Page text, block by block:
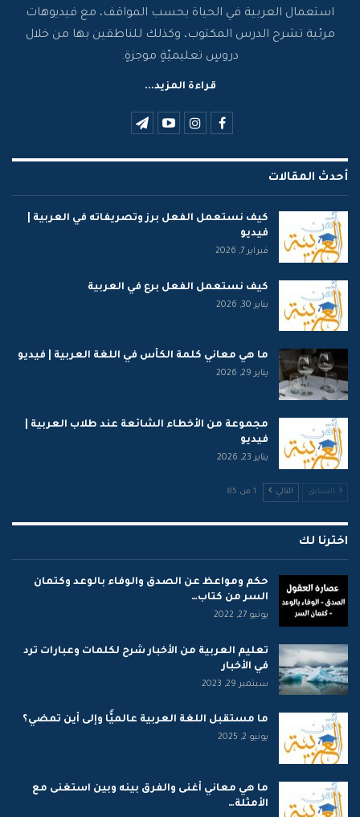
استعمال العربية في الحياة بحسب المواقف، مع فيديوهات
مرئية تشرح الدرس المكتوب، وكذلك للناطقين بها من خلال
دروسٍ تعليميّةٍ موجزةٍ.
قراءة المزيد...
أحدث المقالات
كيف نستعمل الفعل برز وتصريفاته في العربية |
فيديو
فبراير 7, 2026
كيف نستعمل الفعل برع في العربية
يناير 30, 2026
ما هي معاني كلمة الكأس في اللغة العربية | فيديو
يناير 29, 2026
مجموعة من الأخطاء الشائعة عند طلاب العربية |
فيديو
يناير 23, 2026
السابق التالي 1 من 85
اخترنا لك
حكم ومواعظ عن الصدق والوفاء بالوعد وكتمان
السر من كتاب…
يونيو 27, 2022
تعليم العربية من الأخبار شرح لكلمات وعبارات ترد
في الأخبار
سبتمبر 29, 2023
ما مستقبل اللغة العربية عالميًّا وإلى أين تمضي؟
يونيو 2, 2025
ما هي معاني أغنى والفرق بينه وبين استغنى مع
الأمثلة…